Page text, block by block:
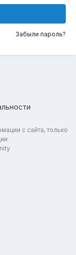
Забыли пароль?
с сайта, только